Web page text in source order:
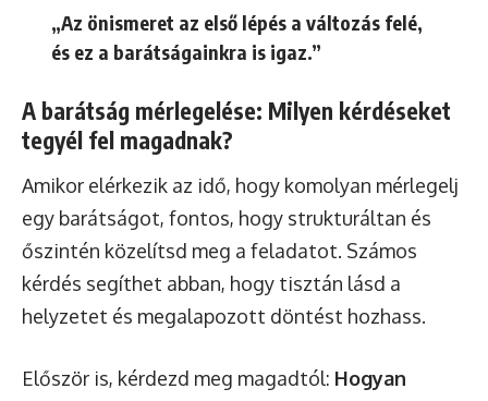
„Az önismeret az első lépés a változás felé,
és ez a barátságainkra is igaz.”
A barátság mérlegelése: Milyen kérdéseket
tegyél fel magadnak?
Amikor elérkezik az idő, hogy komolyan mérlegelj
egy barátságot, fontos, hogy strukturáltan és
őszintén közelítsd meg a feladatot. Számos
kérdés segíthet abban, hogy tisztán lásd a
helyzetet és megalapozott döntést hozhass.
Először is, kérdezd meg magadtól: Hogyan